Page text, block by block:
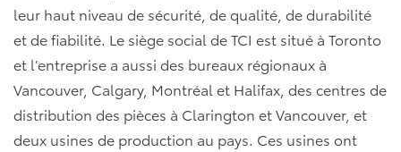
leur haut niveau de sécurité, de qualité, de durabilité
et de fiabilité. Le siège social de TCI est situé à Toronto
et l’entreprise a aussi des bureaux régionaux à
Vancouver, Calgary, Montréal et Halifax, des centres de
distribution des pièces à Clarington et Vancouver, et
deux usines de production au pays. Ces usines ont